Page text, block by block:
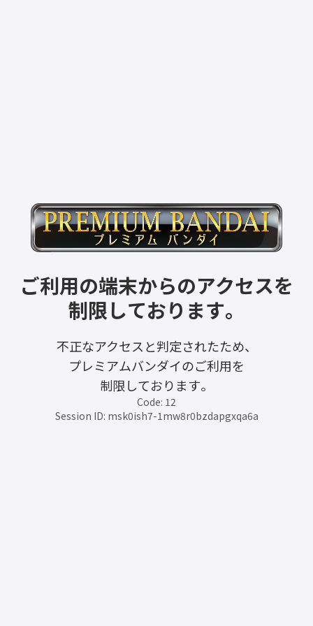
ご利用の端末からのアクセスを
制限しております。
不正なアクセスと判定されたため、
プレミアムバンダイのご利用を
制限しております。
Code: 12
Session ID: msk0ish7-1mw8r0bzdapgxqa6a